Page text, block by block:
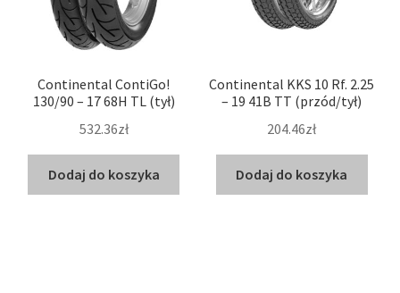
Continental ContiGo!
130/90 – 17 68H TL (tył)
532.36zł
Dodaj do koszyka
Continental KKS 10 Rf. 2.25
– 19 41B TT (przód/tył)
204.46zł
Dodaj do koszyka